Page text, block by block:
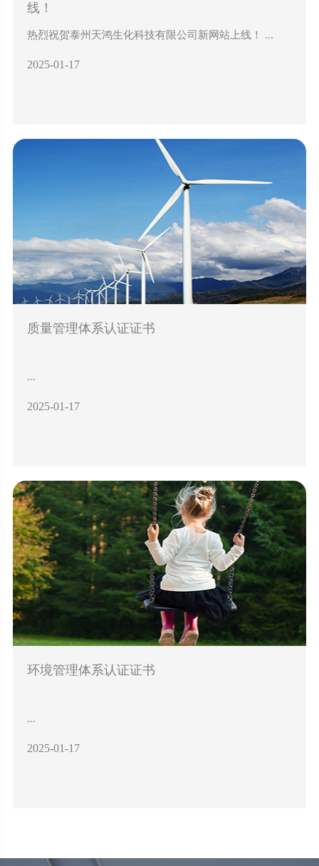
线！
热烈祝贺泰州天鸿生化科技有限公司新网站上线！ ...
2025-01-17
质量管理体系认证证书
...
2025-01-17
环境管理体系认证证书
...
2025-01-17